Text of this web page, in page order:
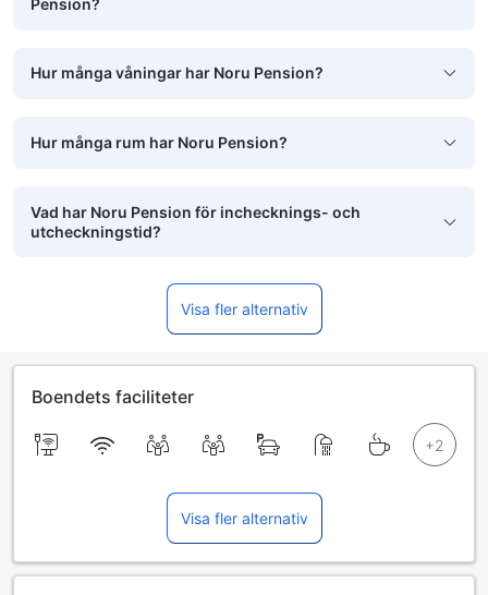
Hur många våningar har Noru Pension?
Hur många rum har Noru Pension?
Vad har Noru Pension för inchecknings- och
utcheckningstid?
Visa fler alternativ
Boendets faciliteter
Visa fler alternativ